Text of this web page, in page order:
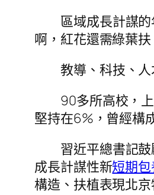
區域成長計謀
啊，紅花還需綠葉
教導、科技、
90多所高校，
堅持在6%，曾經構
習近平總書記
成長計謀性新短期包
構造、扶植表現北